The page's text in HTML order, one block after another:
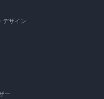
デザイン
ー